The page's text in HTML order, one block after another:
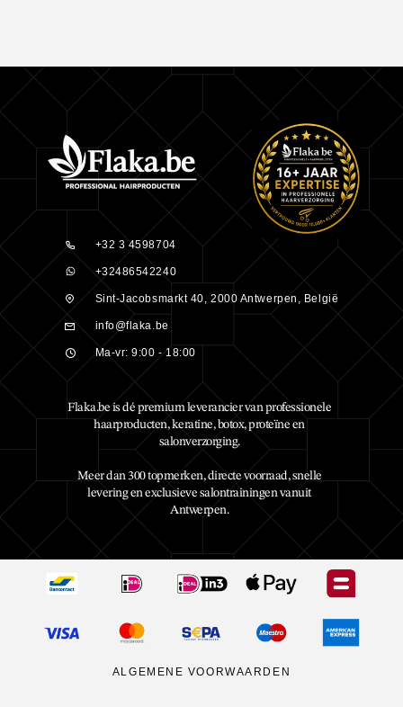
+32 3 4598704
+32486542240
Sint-Jacobsmarkt 40, 2000 Antwerpen, België
info@flaka.be
Ma-vr: 9:00 - 18:00
Flaka.be is dé premium leverancier van professionele
haarproducten, keratine, botox, proteïne en
salonverzorging.
Meer dan 300 topmerken, directe voorraad, snelle
levering en exclusieve salontrainingen vanuit
Antwerpen.
ALGEMENE VOORWAARDEN